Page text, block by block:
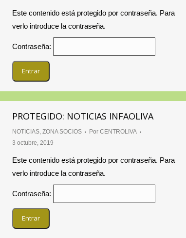
Este contenido está protegido por contraseña. Para
verlo introduce la contraseña.
Contraseña:
PROTEGIDO: NOTICIAS INFAOLIVA
NOTICIAS, ZONA SOCIOS Por CENTROLIVA
3 octubre, 2019
Este contenido está protegido por contraseña. Para
verlo introduce la contraseña.
Contraseña: